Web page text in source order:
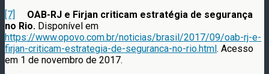
[7]
OAB-RJ e Firjan criticam estratégia de segurança
no Rio. Disponível em
https://www.opovo.com.br/noticias/brasil/2017/09/oab-rj-e-
firjan-criticam-estrategia-de-seguranca-no-rio.html. Acesso
em 1 de novembro de 2017.